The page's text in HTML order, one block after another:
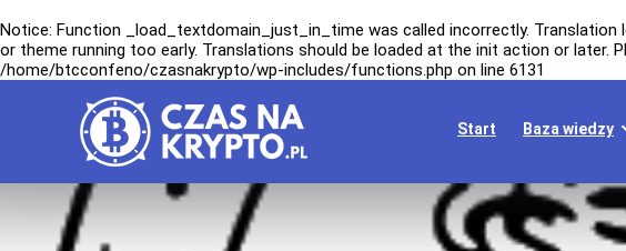
Notice: Function _load_textdomain_just_in_time was called incorrectly. Translation
or theme running too early. Translations should be loaded at the init action or later.
/home/btcconfeno/czasnakrypto/wp-includes/functions.php on line 6131
Start Baza wiedzy